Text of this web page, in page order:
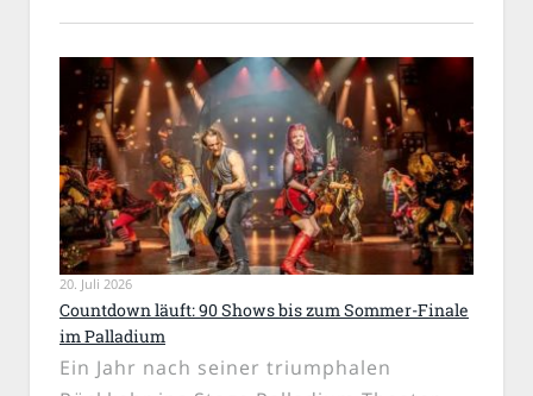
20. Juli 2026
Countdown läuft: 90 Shows bis zum Sommer-Finale
im Palladium
Ein Jahr nach seiner triumphalen